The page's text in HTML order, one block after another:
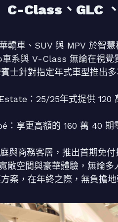
C-Class、GLC
轎車、SUV 與 MPV 於智
系與 V-Class 無論在視覺
士針對指定年式車型推出
：25/25年式提供 120
：享更高額的 160 萬 40
與商務客層，推出首期免
敞空間與豪華體驗，無論多
案，在年終之際，無負擔